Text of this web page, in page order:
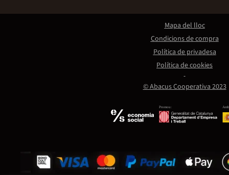
Promou:
© Abacus Cooperativa 2023
Mapa del lloc
Condicions de compra
Política de privadesa
Política de cookies